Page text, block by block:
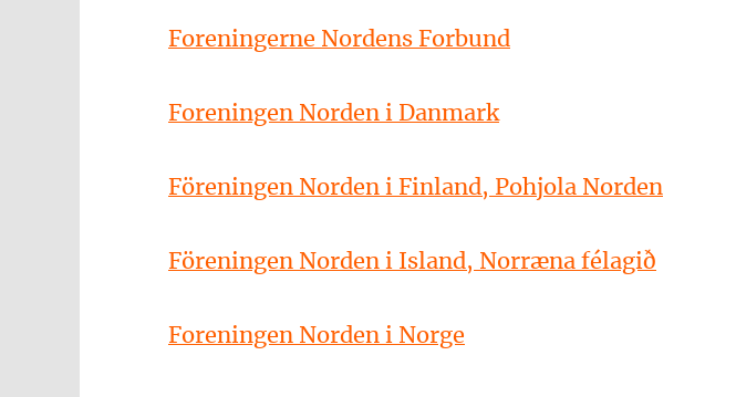
Foreningerne Nordens Forbund
Foreningen Norden i Danmark
Föreningen Norden i Finland, Pohjola Norden
Föreningen Norden i Island, Norræna félagið
Foreningen Norden i Norge